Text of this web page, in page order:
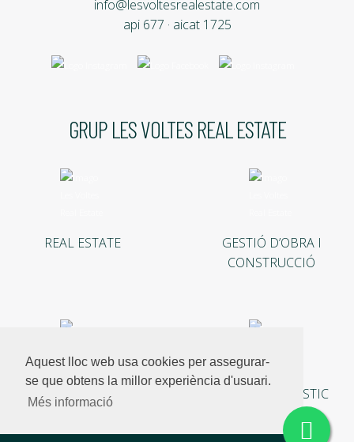
Aquest lloc web usa cookies per assegurar-
se que obtens la millor experiència d'usuari.
Més informació
info@lesvoltesrealestate.com
api 677 · aicat 1725
GRUP LES VOLTES REAL ESTATE
REAL ESTATE
GESTIÓ D’OBRA I
CONSTRUCCIÓ
INVERSIONS LLOGUER TURÍSTIC